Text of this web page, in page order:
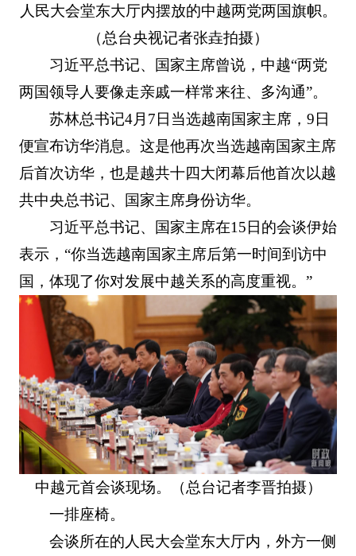
人民大会堂东大厅内摆放的中越两党两国旗帜。
（总台央视记者张垚拍摄）
习近平总书记、国家主席曾说，中越“两党
两国领导人要像走亲戚一样常来往、多沟通”。
苏林总书记4月7日当选越南国家主席，9日
便宣布访华消息。这是他再次当选越南国家主席
后首次访华，也是越共十四大闭幕后他首次以越
共中央总书记、国家主席身份访华。
习近平总书记、国家主席在15日的会谈伊始
表示，“你当选越南国家主席后第一时间到访中
国，体现了你对发展中越关系的高度重视。”
中越元首会谈现场。（总台记者李晋拍摄）
一排座椅。
会谈所在的人民大会堂东大厅内，外方一侧